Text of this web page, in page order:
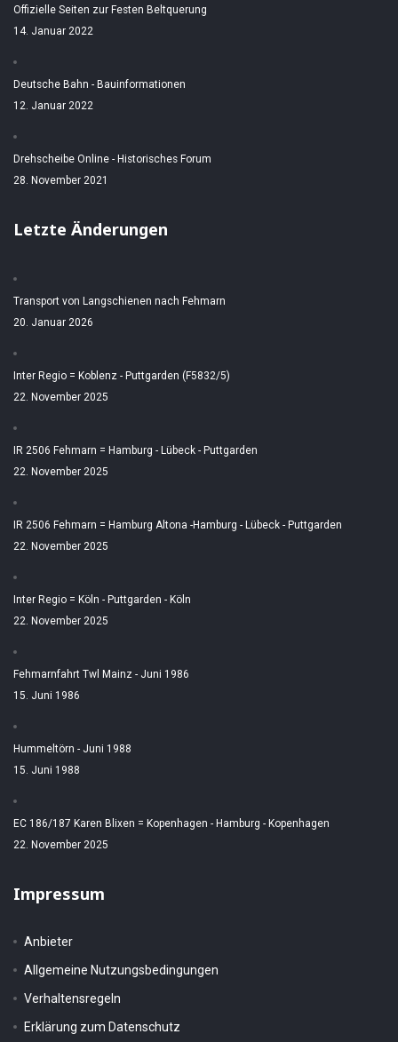
Offizielle Seiten zur Festen Beltquerung
14. Januar 2022
Deutsche Bahn - Bauinformationen
12. Januar 2022
Drehscheibe Online - Historisches Forum
28. November 2021
Letzte Änderungen
Transport von Langschienen nach Fehmarn
20. Januar 2026
Inter Regio = Koblenz - Puttgarden (F5832/5)
22. November 2025
IR 2506 Fehmarn = Hamburg - Lübeck - Puttgarden
22. November 2025
IR 2506 Fehmarn = Hamburg Altona -Hamburg - Lübeck - Puttgarden
22. November 2025
Inter Regio = Köln - Puttgarden - Köln
22. November 2025
Fehmarnfahrt Twl Mainz - Juni 1986
15. Juni 1986
Hummeltörn - Juni 1988
15. Juni 1988
EC 186/187 Karen Blixen = Kopenhagen - Hamburg - Kopenhagen
22. November 2025
Impressum
Anbieter
Allgemeine Nutzungsbedingungen
Verhaltensregeln
Erklärung zum Datenschutz